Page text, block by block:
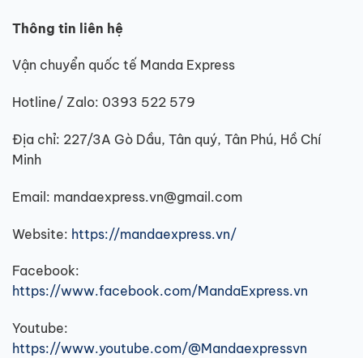
Thông tin liên hệ
Vận chuyển quốc tế Manda Express
Hotline/ Zalo: 0393 522 579
Địa chỉ: 227/3A Gò Dầu, Tân quý, Tân Phú, Hồ Chí
Minh
Email: mandaexpress.vn@gmail.com
Website: https://mandaexpress.vn/
Facebook:
https://www.facebook.com/MandaExpress.vn
Youtube:
https://www.youtube.com/@Mandaexpressvn